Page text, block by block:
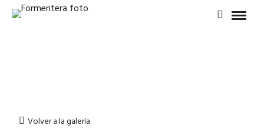
Volver a la galería